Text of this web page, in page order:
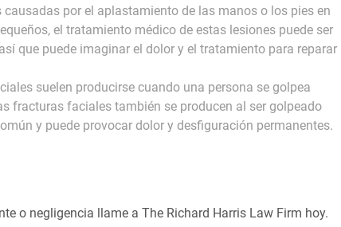
por el aplastamiento de las manos o los pies en
el tratamiento médico de estas lesiones puede ser
que puede imaginar el dolor y el tratamiento para reparar
suelen producirse cuando una persona se golpea
fracturas faciales también se producen al ser golpeado
y puede provocar dolor y desfiguración permanentes.
o negligencia llame a The Richard Harris Law Firm hoy.